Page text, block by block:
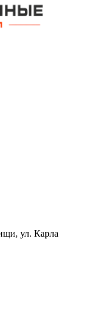
ул. Карла